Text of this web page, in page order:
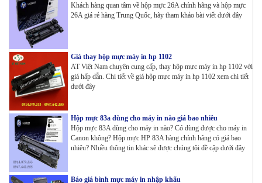
Khách hàng quan tâm về hộp mực 26A chính hãng và hộp mực
26A giá rẻ hàng Trung Quốc, hãy tham khảo bài viết dưới đây
Giá thay hộp mực máy in hp 1102
AT Việt Nam chuyên cung cấp, thay hộp mực máy in hp 1102 với
giá hấp dẫn. Chi tiết về giá hộp mực máy in hp 1102 xem chi tiết
dưới đây
Hộp mực 83a dùng cho máy in nào giá bao nhiêu
Hộp mực 83A dùng cho máy in nào? Có dùng được cho máy in
Canon không? Hộp mực HP 83A hàng chính hãng có giá bao
nhiêu? Nhiều thông tin khác sẽ được chúng tôi đề cập dưới đây
Báo giá bình mực máy in nhập khẩu